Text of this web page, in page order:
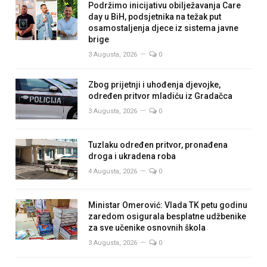
Podržimo inicijativu obilježavanja Care
day u BiH, podsjetnika na težak put
osamostaljenja djece iz sistema javne
brige
3 Augusta, 2026 0
Zbog prijetnji i uhođenja djevojke,
određen pritvor mladiću iz Gradačca
3 Augusta, 2026 0
Tuzlaku određen pritvor, pronađena
droga i ukradena roba
4 Augusta, 2026 0
Ministar Omerović: Vlada TK petu godinu
zaredom osigurala besplatne udžbenike
za sve učenike osnovnih škola
3 Augusta, 2026 0